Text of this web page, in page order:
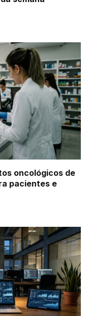
oncológicos de
pacientes e